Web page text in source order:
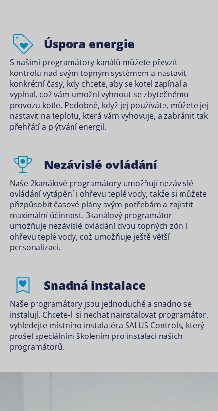
Úspora energie
S našimi programátory kanálů můžete převzít
kontrolu nad svým topným systémem a nastavit
konkrétní časy, kdy chcete, aby se kotel zapínal a
vypínal, což vám umožní vyhnout se zbytečnému
provozu kotle. Podobně, když jej používáte, můžete jej
nastavit na teplotu, která vám vyhovuje, a zabránit tak
přehřátí a plýtvání energií.
Nezávislé ovládání
Naše 2kanálové programátory umožňují nezávislé
ovládání vytápění i ohřevu teplé vody, takže si můžete
přizpůsobit časové plány svým potřebám a zajistit
maximální účinnost. 3kanálový programátor
umožňuje nezávislé ovládání dvou topných zón i
ohřevu teplé vody, což umožňuje ještě větší
personalizaci.
Snadná instalace
Naše programátory jsou jednoduché a snadno se
instalují. Chcete-li si nechat nainstalovat programátor,
vyhledejte místního instalatéra SALUS Controls, který
prošel speciálním školením pro instalaci našich
programátorů.